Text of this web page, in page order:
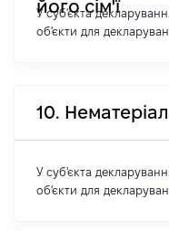
його сім'ї
У суб'єкта
об'єкти для
10.
У суб'єкта
об'єкти для